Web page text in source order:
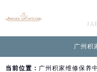
广州积
当前位置： 广州积家维修保养